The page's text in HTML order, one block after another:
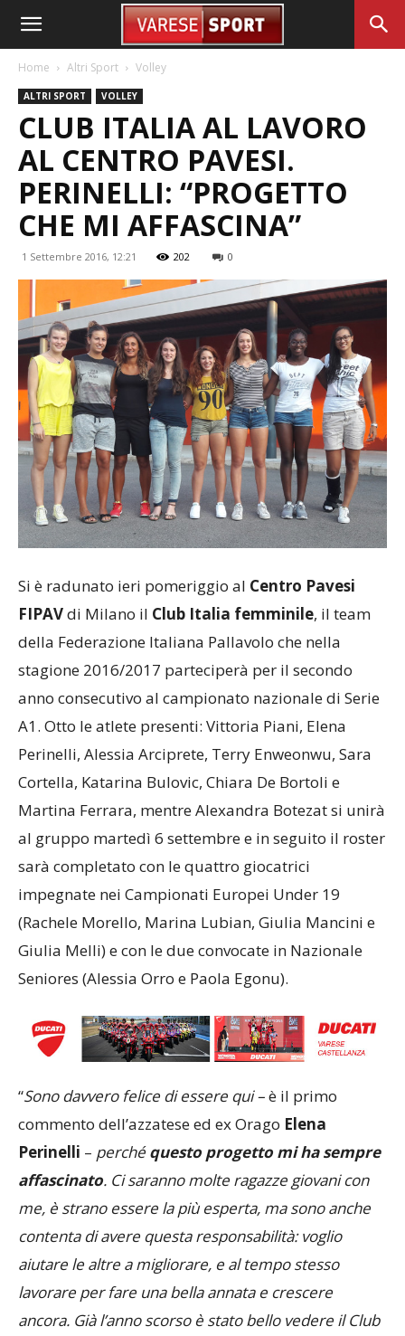
Home Altri Sport Volley
ALTRI SPORT VOLLEY
CLUB ITALIA AL LAVORO
AL CENTRO PAVESI.
PERINELLI: “PROGETTO
CHE MI AFFASCINA”
1 Settembre 2016, 12:21 202 0
Si è radunato ieri pomeriggio al Centro Pavesi
FIPAVdi Milano il Club Italia femminile, il team
della Federazione Italiana Pallavolo che nella
stagione 2016/2017 parteciperà per il secondo
anno consecutivo al campionato nazionale di Serie
A1. Otto le atlete presenti: Vittoria Piani, Elena
Perinelli, Alessia Arciprete, Terry Enweonwu, Sara
Cortella, Katarina Bulovic, Chiara De Bortoli e
Martina Ferrara, mentre Alexandra Botezat si unirà
al gruppo martedì 6 settembre e in seguito il roster
sarà completato con le quattro giocatrici
impegnate nei Campionati Europei Under 19
(Rachele Morello, Marina Lubian, Giulia Mancini e
Giulia Melli) e con le due convocate in Nazionale
Seniores (Alessia Orro e Paola Egonu).
“Sono davvero felice di essere qui –è il primo
commento dell’azzatese ed ex Orago Elena
Perinelli – perchéquesto progetto mi ha sempre
affascinato. Ci saranno molte ragazze giovani con
me, è strano essere la più esperta, ma sono anche
contenta di avere questa responsabilità: voglio
aiutare le altre a migliorare, e al tempo stesso
lavorare per fare una bella annata e crescere
ancora. Già l’anno scorso è stato bello vedere il Club